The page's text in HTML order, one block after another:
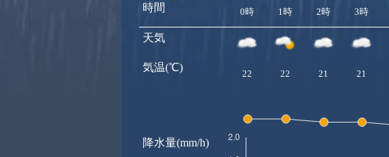
時間
天気
気温(℃)
降水量(mm/h)
0時 1時 2時 3時
22 22 21 21